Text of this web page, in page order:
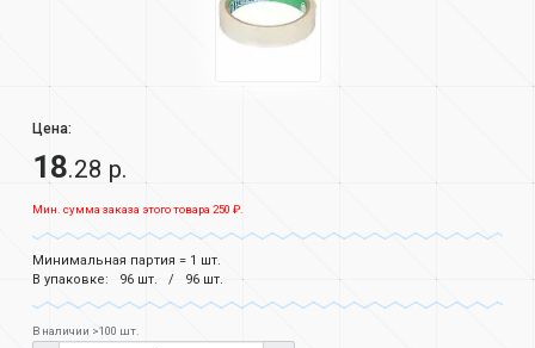
Цена:
18.28 р.
Мин. сумма заказа этого товара 250 ₽.
Минимальная партия = 1 шт.
В упаковке:
96 шт. 96 шт.
В наличии >100 шт.